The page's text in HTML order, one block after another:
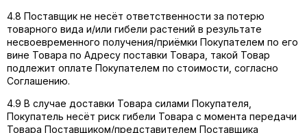
4.8 Поставщик не несёт ответственности за потерю
товарного вида и/или гибели растений в результате
несвоевременного получения/приёмки Покупателем по его
вине Товара по Адресу поставки Товара, такой Товар
подлежит оплате Покупателем по стоимости, согласно
Соглашению.
4.9 В случае доставки Товара силами Покупателя,
Покупатель несёт риск гибели Товара с момента передачи
Товара Поставщиком/представителем Поставщика